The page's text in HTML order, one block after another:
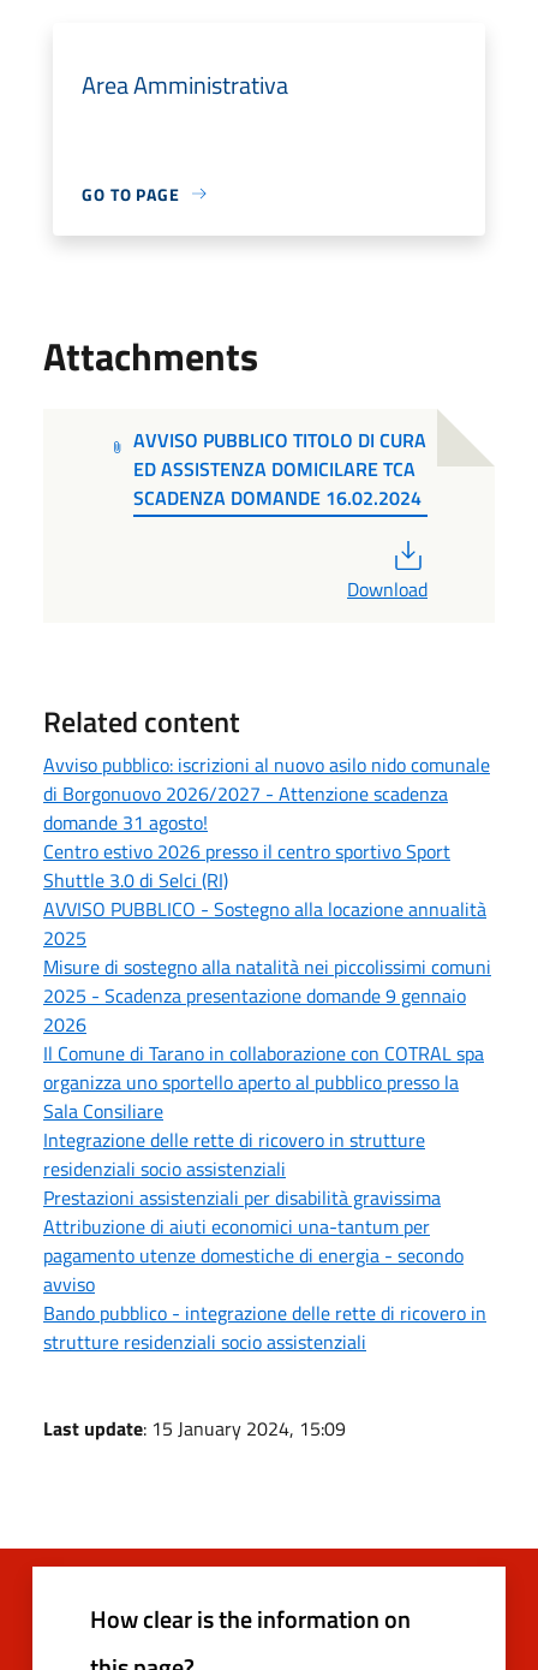
Area Amministrativa
GO TO PAGE
Attachments
AVVISO PUBBLICO TITOLO DI CURA
ED ASSISTENZA DOMICILARE TCA
SCADENZA DOMANDE 16.02.2024
Download
Related content
Avviso pubblico: iscrizioni al nuovo asilo nido comunale
di Borgonuovo 2026/2027 - Attenzione scadenza
domande 31 agosto!
Centro estivo 2026 presso il centro sportivo Sport
Shuttle 3.0 di Selci (RI)
AVVISO PUBBLICO - Sostegno alla locazione annualità
2025
Misure di sostegno alla natalità nei piccolissimi comuni
2025 - Scadenza presentazione domande 9 gennaio
2026
Il Comune di Tarano in collaborazione con COTRAL spa
organizza uno sportello aperto al pubblico presso la
Sala Consiliare
Integrazione delle rette di ricovero in strutture
residenziali socio assistenziali
Prestazioni assistenziali per disabilità gravissima
Attribuzione di aiuti economici una-tantum per
pagamento utenze domestiche di energia - secondo
avviso
Bando pubblico - integrazione delle rette di ricovero in
strutture residenziali socio assistenziali
Last update: 15 January 2024, 15:09
How clear is the information on